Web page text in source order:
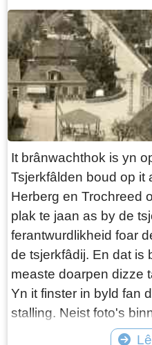
It brânwachthok is yn
Tsjerkfâlden boud op it
Herberg en Trochreed
plak te jaan as by de
ferantwurdlikheid foar
de tsjerkfâdij. En dat is
measte doarpen dizze
Yn it finster in byld fan
stalling. Neist foto's
dokuminten oan dit